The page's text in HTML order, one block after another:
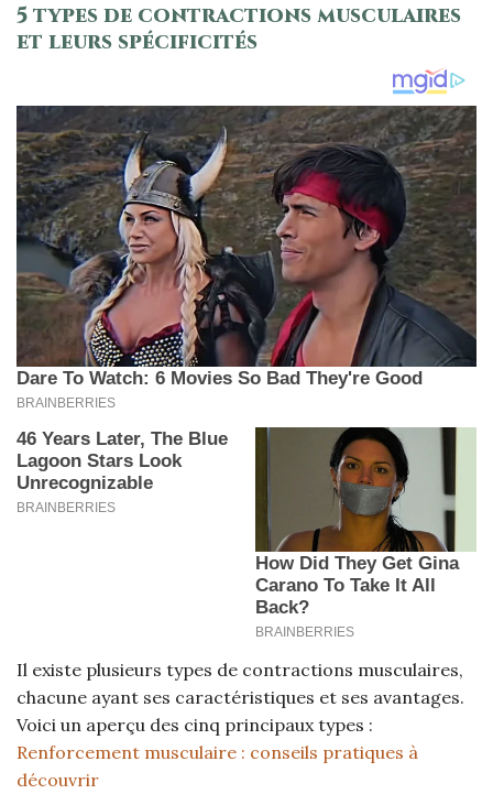
5 types de contractions musculaires
et leurs spécificités
Il existe plusieurs types de contractions musculaires,
chacune ayant ses caractéristiques et ses avantages.
Voici un aperçu des cinq principaux types :
Renforcement musculaire : conseils pratiques à
découvrir